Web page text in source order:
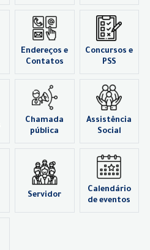
Endereços e
Contatos
Concursos e
PSS
Chamada
pública
Assistência
Social
Servidor
Calendário
de eventos